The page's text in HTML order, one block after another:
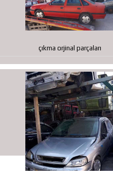
çıkma orjinal parçaları